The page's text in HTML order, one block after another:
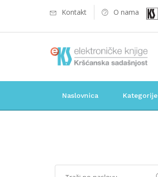
Kontakt O nama
Naslovnica Kategorije